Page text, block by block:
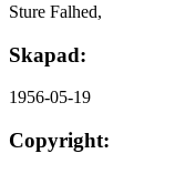
Sture Falhed,
Skapad:
1956-05-19
Copyright: